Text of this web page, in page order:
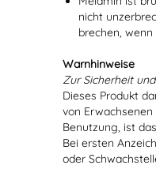
nicht
brechen,
Warnhinweise
Zur Sicherheit
Dieses Produkt
von
Benutzung, ist
Bei ersten
oder